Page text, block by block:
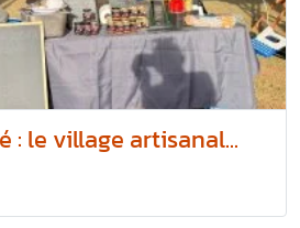
: le village artisanal...